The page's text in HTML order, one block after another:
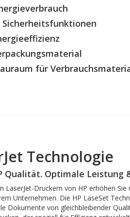
für
Technologie
Qualität. Optimale Leistung
LaserJet-Druckern von HP erhöhen
Unternehmen. Die HP LaseSet
Dokumente von gleichbleibender